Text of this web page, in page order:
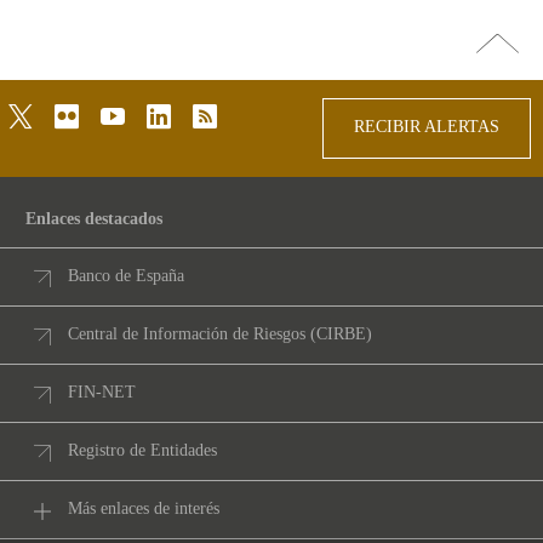
arriba
twitterflickr youtubelinkedinrss
RECIBIR ALERTAS
Enlaces destacados
Banco de España
Central de Información de Riesgos (CIRBE)
FIN-NET
Registro de Entidades
Más enlaces de interés